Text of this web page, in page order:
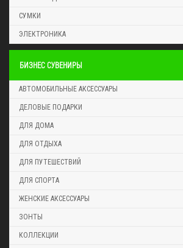
СУМКИ
ЭЛЕКТРОНИКА
БИЗНЕС СУВЕНИРЫ
АВТОМОБИЛЬНЫЕ АКСЕССУАРЫ
ДЕЛОВЫЕ ПОДАРКИ
ДЛЯ ДОМА
ДЛЯ ОТДЫХА
ДЛЯ ПУТЕШЕСТВИЙ
ДЛЯ СПОРТА
ЖЕНСКИЕ АКСЕССУАРЫ
ЗОНТЫ
КОЛЛЕКЦИИ